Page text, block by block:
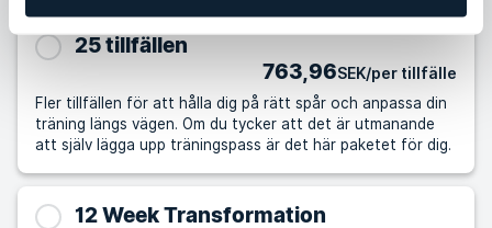
25 tillfällen
763,96SEK/per tillfälle
Fler tillfällen för att hålla dig på rätt spår och anpassa din
träning längs vägen. Om du tycker att det är utmanande
att själv lägga upp träningspass är det här paketet för dig.
12 Week Transformation